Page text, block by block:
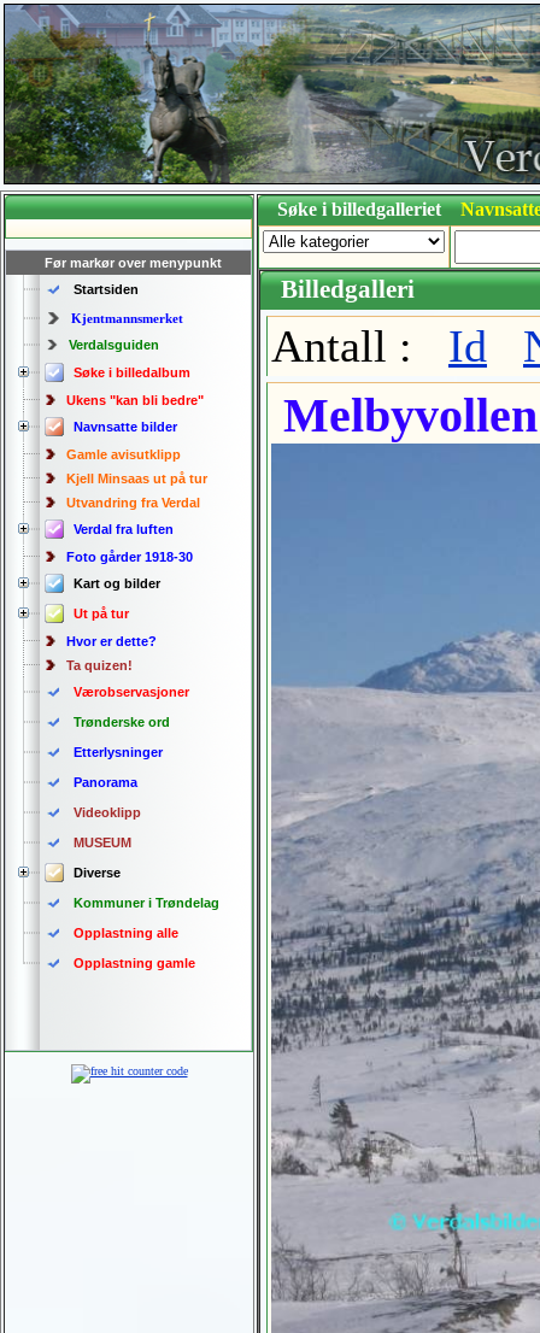
Før markør over menypunkt
Startsiden
Kjentmannsmerket
Verdalsguiden
Søke i billedalbum
Ukens "kan bli bedre"
Navnsatte bilder
Gamle avisutklipp
Kjell Minsaas ut på tur
Utvandring fra Verdal
Verdal fra luften
Foto gårder 1918-30
Kart og bilder
Ut på tur
Hvor er dette?
Ta quizen!
Værobservasjoner
Trønderske ord
Etterlysninger
Panorama
Videoklipp
MUSEUM
Diverse
Kommuner i Trøndelag
Opplastning alle
Opplastning gamle
Søke i billedgalleriet
Billedgalleri
Antall : Id